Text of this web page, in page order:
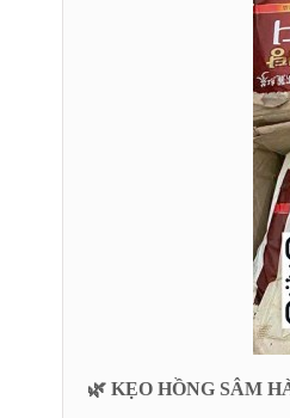
🌿 KẸO HỒNG SÂM